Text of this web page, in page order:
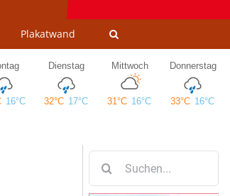
Plakatwand
nach: